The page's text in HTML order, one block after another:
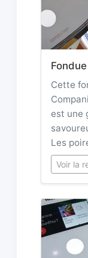
Cette
est une
Les
Voir la